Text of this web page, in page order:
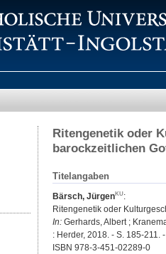
Ritengenetik oder
barockzeitlichen
Titelangaben
Bärsch, Jürgen
:
Ritengenetik oder
In: Gerhards, Albert ;
: Herder, 2018. - S. 185-211.
ISBN 978-3-451-02289-0